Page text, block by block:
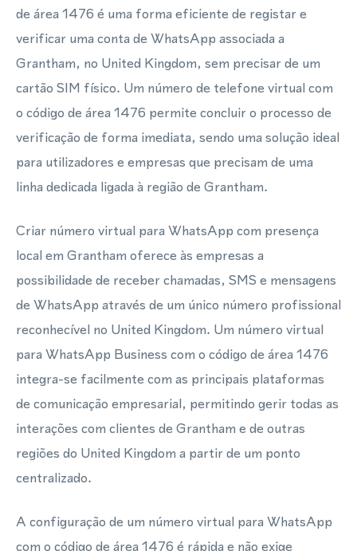
de área 1476 é uma forma eficiente de registar e
verificar uma conta de WhatsApp associada a
Grantham, no United Kingdom, sem precisar de um
cartão SIM físico. Um número de telefone virtual com
o código de área 1476 permite concluir o processo de
verificação de forma imediata, sendo uma solução ideal
para utilizadores e empresas que precisam de uma
linha dedicada ligada à região de Grantham.
Criar número virtual para WhatsApp com presença
local em Grantham oferece às empresas a
possibilidade de receber chamadas, SMS e mensagens
de WhatsApp através de um único número profissional
reconhecível no United Kingdom. Um número virtual
para WhatsApp Business com o código de área 1476
integra-se facilmente com as principais plataformas
de comunicação empresarial, permitindo gerir todas as
interações com clientes de Grantham e de outras
regiões do United Kingdom a partir de um ponto
centralizado.
A configuração de um número virtual para WhatsApp
com o código de área 1476 é rápida e não exige